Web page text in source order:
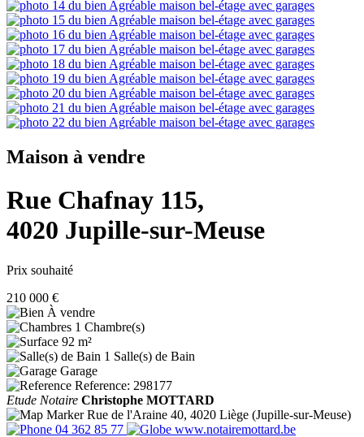
Maison à vendre
Rue Chafnay 115,
4020 Jupille-sur-Meuse
Prix souhaité
210 000 €
À vendre
1 Chambre(s)
92 m²
1 Salle(s) de Bain
Garage
Reference: 298177
Etude Notaire Christophe MOTTARD
Rue de l'Araine 40, 4020 Liège (Jupille-sur-Meuse)
04 362 85 77
www.notairemottard.be